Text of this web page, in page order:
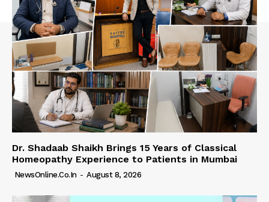
Dr. Shadaab Shaikh Brings 15 Years of Classical
Homeopathy Experience to Patients in Mumbai
NewsOnline.co.in - August 8, 2026